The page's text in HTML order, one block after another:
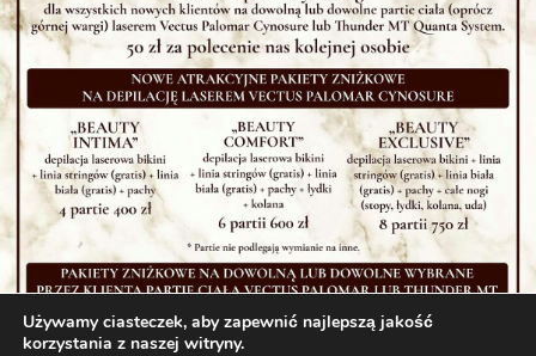
Używamy ciasteczek, aby zapewnić najlepszą jakość
korzystania z naszej witryny.